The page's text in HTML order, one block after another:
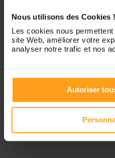
Nous utilisons des Cookies !
Les cookies nous
site Web, améliorer votre
analyser notre trafic et nos
Autoriser
Je m’appelle Amandine, j’ai
en école maternelle. Je
J’ai de l’expérience